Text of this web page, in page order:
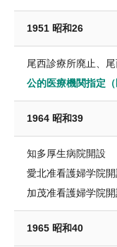
1951 昭和26
尾西診療所廃止、
公的医療機関指定（
1964 昭和39
知多厚生病院開設
愛北准看護婦学院開
加茂准看護婦学院開
1965 昭和40